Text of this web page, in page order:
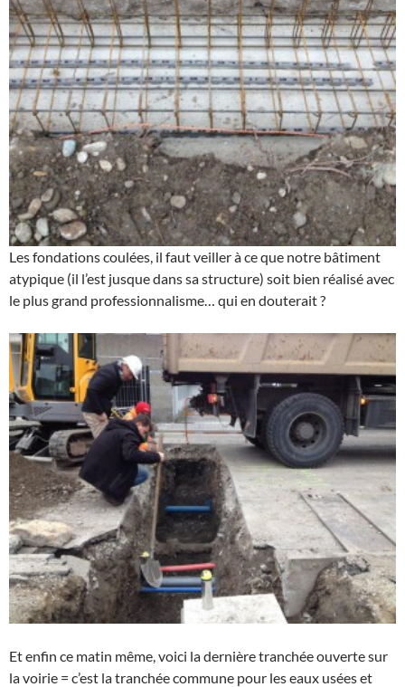
Les fondations coulées, il faut veiller à ce que notre bâtiment
atypique (il l’est jusque dans sa structure) soit bien réalisé avec
le plus grand professionnalisme… qui en douterait ?
Et enfin ce matin même, voici la dernière tranchée ouverte sur
la voirie = c’est la tranchée commune pour les eaux usées et